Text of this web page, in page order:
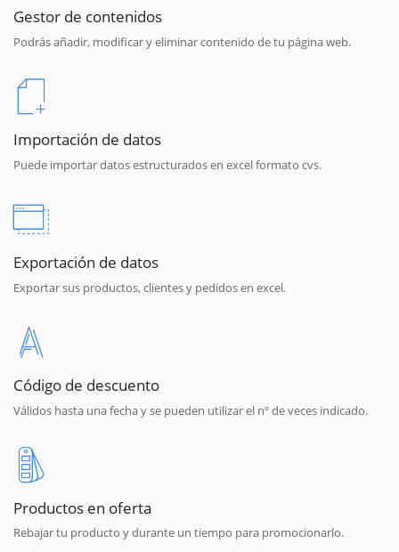
Gestor de contenidos
Podrás añadir, modificar y eliminar contenido de tu página web.
Importación de datos
Puede importar datos estructurados en excel formato cvs.
Exportación de datos
Exportar sus productos, clientes y pedidos en excel.
Código de descuento
Válidos hasta una fecha y se pueden utilizar el nº de veces indicado.
Productos en oferta
Rebajar tu producto y durante un tiempo para promocionarlo.